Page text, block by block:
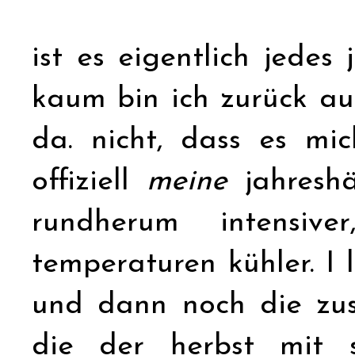
ist es eigentlich jedes
kaum bin ich zurück
da. nicht, dass es
offiziell meine
rundherum
temperaturen kühler. I
und dann noch die
die der herbst mit